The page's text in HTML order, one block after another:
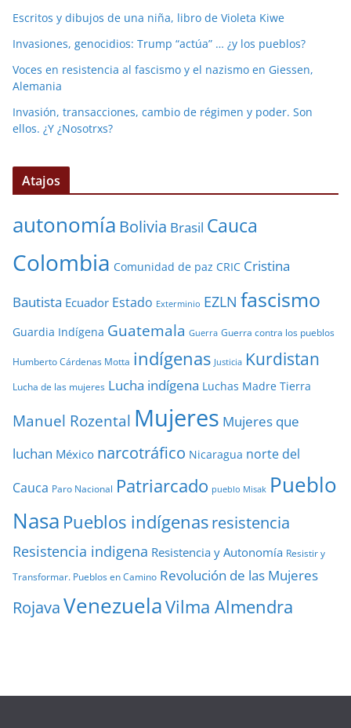
Escritos y dibujos de una niña, libro de Violeta Kiwe
Invasiones, genocidios: Trump “actúa” … ¿y los pueblos?
Voces en resistencia al fascismo y el nazismo en Giessen,
Alemania
Invasión, transacciones, cambio de régimen y poder. Son
ellos. ¿Y ¿Nosotrxs?
Atajos
autonomía Bolivia Brasil Cauca
Colombia Comunidad de paz CRIC Cristina
Bautista Ecuador Estado Exterminio EZLN fascismo
Guardia Indígena Guatemala Guerra Guerra contra los pueblos
Humberto Cárdenas Motta indígenas Justicia Kurdistan
Lucha de las mujeres Lucha indígena Luchas Madre Tierra
Manuel Rozental Mujeres Mujeres que
luchan México narcotráfico Nicaragua norte del
Cauca Paro Nacional Patriarcado pueblo Misak Pueblo
Nasa Pueblos indígenasresistencia
Resistencia indigena Resistencia y Autonomía Resistir y
Transformar. Pueblos en Camino Revolución de las Mujeres
RojavaVenezuelaVilma Almendra